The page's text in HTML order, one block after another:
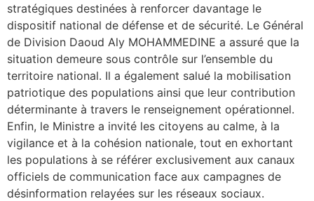
stratégiques destinées à renforcer davantage le
dispositif national de défense et de sécurité. Le Général
de Division Daoud Aly MOHAMMEDINE a assuré que la
situation demeure sous contrôle sur l’ensemble du
territoire national. Il a également salué la mobilisation
patriotique des populations ainsi que leur contribution
déterminante à travers le renseignement opérationnel.
Enfin, le Ministre a invité les citoyens au calme, à la
vigilance et à la cohésion nationale, tout en exhortant
les populations à se référer exclusivement aux canaux
officiels de communication face aux campagnes de
désinformation relayées sur les réseaux sociaux.